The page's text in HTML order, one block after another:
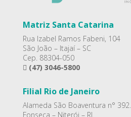
Matriz Santa Catarina
Rua Izabel Ramos Fabeni, 104
São João – Itajaí – SC
Cep. 88304-050
(47) 3046-5800
Filial Rio de Janeiro
Alameda São Boaventura n° 392.
Fonseca – Niterói – RJ.